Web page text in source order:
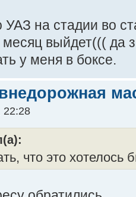
на стадии во
выйдет((( да
у меня в боксе.
22:28
что это хотелось